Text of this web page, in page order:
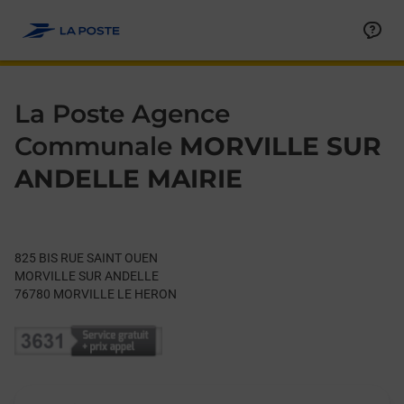
La Poste Agence
Communale MORVILLE SUR
ANDELLE MAIRIE
825 BIS RUE SAINT OUEN
MORVILLE SUR ANDELLE
76780 MORVILLE LE HERON